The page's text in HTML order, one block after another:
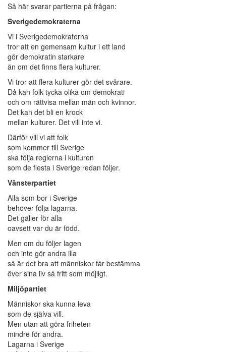
Så här svarar partierna på frågan:
Sverigedemokraterna
Vi i Sverigedemokraterna
tror att en gemensam kultur i ett land
gör demokratin starkare
än om det finns flera kulturer.
Vi tror att flera kulturer gör det svårare.
Då kan folk tycka olika om demokrati
och om rättvisa mellan män och kvinnor.
Det kan det bli en krock
mellan kulturer. Det vill inte vi.
Därför vill vi att folk
som kommer till Sverige
ska följa reglerna i kulturen
som de flesta i Sverige redan följer.
Vänsterpartiet
Alla som bor i Sverige
behöver följa lagarna.
Det gäller för alla
oavsett var du är född.
Men om du följer lagen
och inte gör andra illa
så är det bra att människor får bestämma
över sina liv så fritt som möjligt.
Miljöpartiet
Människor ska kunna leva
som de själva vill.
Men utan att göra friheten
mindre för andra.
Lagarna i Sverige